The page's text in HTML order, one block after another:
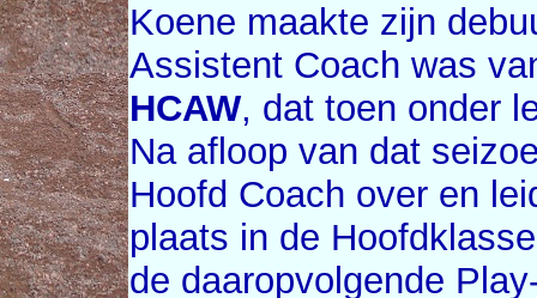
Koene maakte zijn
Assistent Coach was
HCAW, dat toen onder
Na afloop van dat
Hoofd Coach over en
plaats in de
de daaropvolgende